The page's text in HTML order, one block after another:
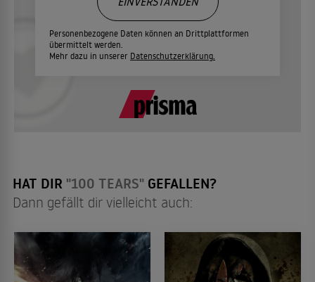
Personenbezogene Daten können an Drittplattformen
übermittelt werden.
Mehr dazu in unserer Datenschutzerklärung.
HAT DIR "100 TEARS" GEFALLEN?
Dann gefällt dir vielleicht auch: